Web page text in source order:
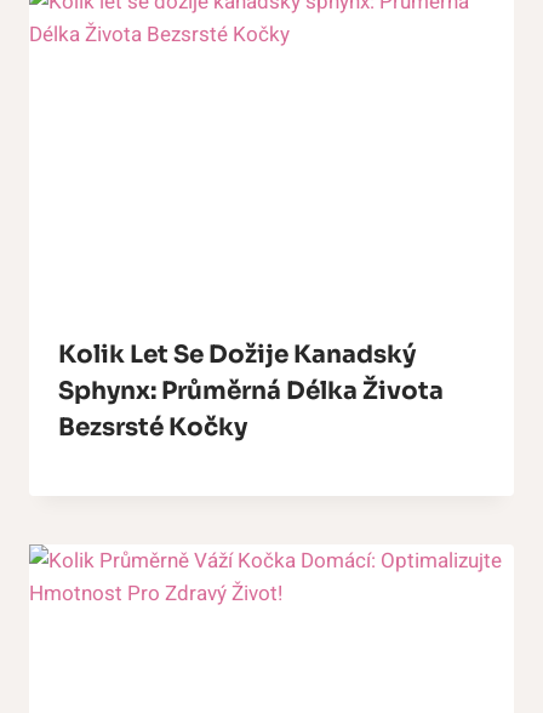
Kolik Let Se Dožije Kanadský
Sphynx: Průměrná Délka Života
Bezsrsté Kočky